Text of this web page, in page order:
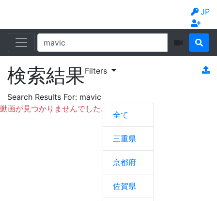
JP
検索結果Filters
Search Results For: mavic
動画が見つかりませんでした.
全て
三重県
京都府
佐賀県